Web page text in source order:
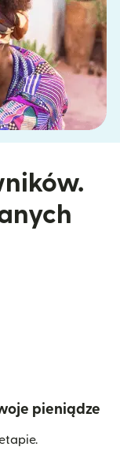
pieniądze